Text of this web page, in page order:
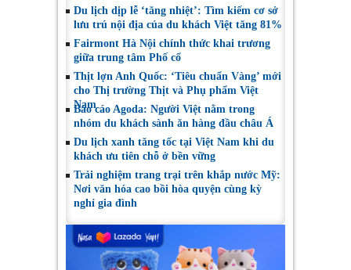
Du lịch dịp lễ ‘tăng nhiệt’: Tìm kiếm cơ sở
lưu trú nội địa của du khách Việt tăng 81%
Fairmont Hà Nội chính thức khai trương
giữa trung tâm Phố cổ
Thịt lợn Anh Quốc: ‘Tiêu chuẩn Vàng’ mới
cho Thị trường Thịt và Phụ phẩm Việt
Nam
Báo cáo Agoda: Người Việt nằm trong
nhóm du khách sành ăn hàng đầu châu Á
Du lịch xanh tăng tốc tại Việt Nam khi du
khách ưu tiên chỗ ở bền vững
Trải nghiệm trang trại trên khắp nước Mỹ:
Nơi văn hóa cao bồi hòa quyện cùng kỳ
nghỉ gia đình